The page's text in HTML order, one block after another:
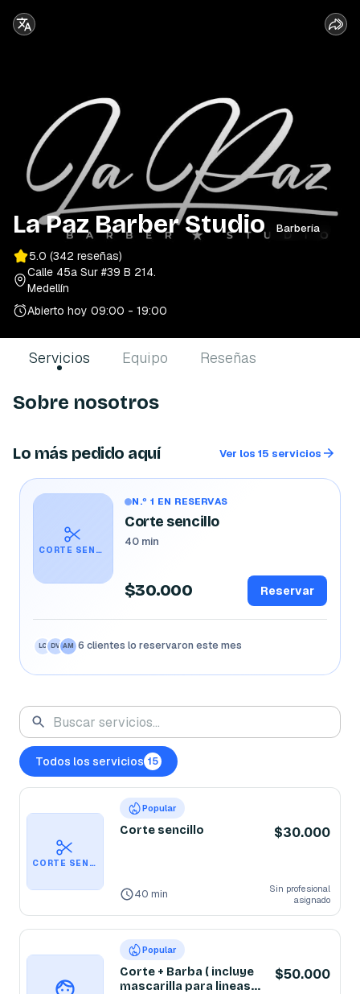
La Paz Barber Studio Barbería
5.0 (342 reseñas)
Calle 45a Sur #39 B 214.
Medellín
Abierto hoy 09:00 - 19:00
Servicios Equipo Reseñas
Sobre nosotros
Lo más pedido aquí Ver los 15 servicios
CORTE SENCILLO
N.º 1 EN RESERVAS
Corte sencillo
40 min
$30.000 Reservar
LC DV AM 6 clientes lo reservaron este mes
Todos los servicios 15
CORTE SENCILLO
Popular
Corte sencillo $30.000
40 min
Sin profesional
asignado
Popular
Corte + Barba ( incluye
mascarilla para lineas
$50.000